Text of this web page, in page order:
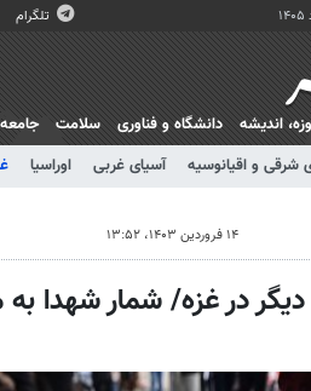
تلگرام
انديشه دانشگاه و فناوری سلامت جامعه
شرقی و اقیانوسیه آسیای غربی اوراسیا
۱۴ فروردین ۱۴۰۳، ۱۳:۵۲